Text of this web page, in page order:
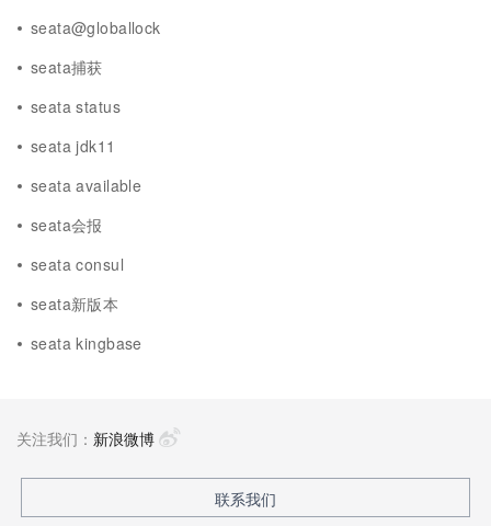
seata@globallock
seata捕获
seata status
seata jdk11
seata available
seata会报
seata consul
seata新版本
seata kingbase
关注我们： 新浪微博
联系我们